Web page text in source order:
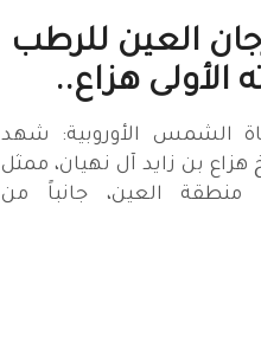
العين للرطب
الأولى هزاع..
الشمس الأوروبية: شهد
بن زايد آل نهيان، ممثل
منطقة العين، جانباً من